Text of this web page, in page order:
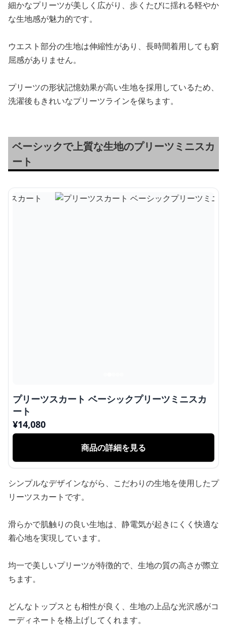
細かなプリーツが美しく広がり、歩くたびに揺れる軽やか
な生地感が魅力的です。
ウエスト部分の生地は伸縮性があり、長時間着用しても窮
屈感がありません。
プリーツの形状記憶効果が高い生地を採用しているため、
洗濯後もきれいなプリーツラインを保ちます。
ベーシックで上質な生地のプリーツミニスカ
ート
プリーツスカート ベーシックプリーツミニスカ
ート
¥14,080
商品の詳細を見る
シンプルなデザインながら、こだわりの生地を使用したプ
リーツスカートです。
滑らかで肌触りの良い生地は、静電気が起きにくく快適な
着心地を実現しています。
均一で美しいプリーツが特徴的で、生地の質の高さが際立
ちます。
どんなトップスとも相性が良く、生地の上品な光沢感がコ
ーディネートを格上げしてくれます。